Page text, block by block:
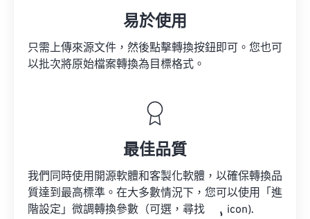
易於使用
只需上傳來源文件，然後點擊轉換按鈕即可。您也可
以批次將原始檔案轉換為目標格式。
最佳品質
我們同時使用開源軟體和客製化軟體，以確保轉換品
質達到最高標準。在大多數情況下，您可以使用「進
階設定」微調轉換參數（可選，尋找
icon).